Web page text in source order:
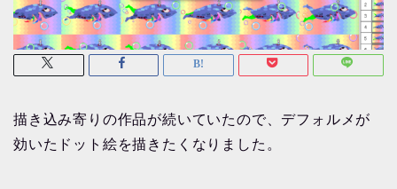
描き込み寄りの作品が続いていたので、デフォルメが
効いたドット絵を描きたくなりました。